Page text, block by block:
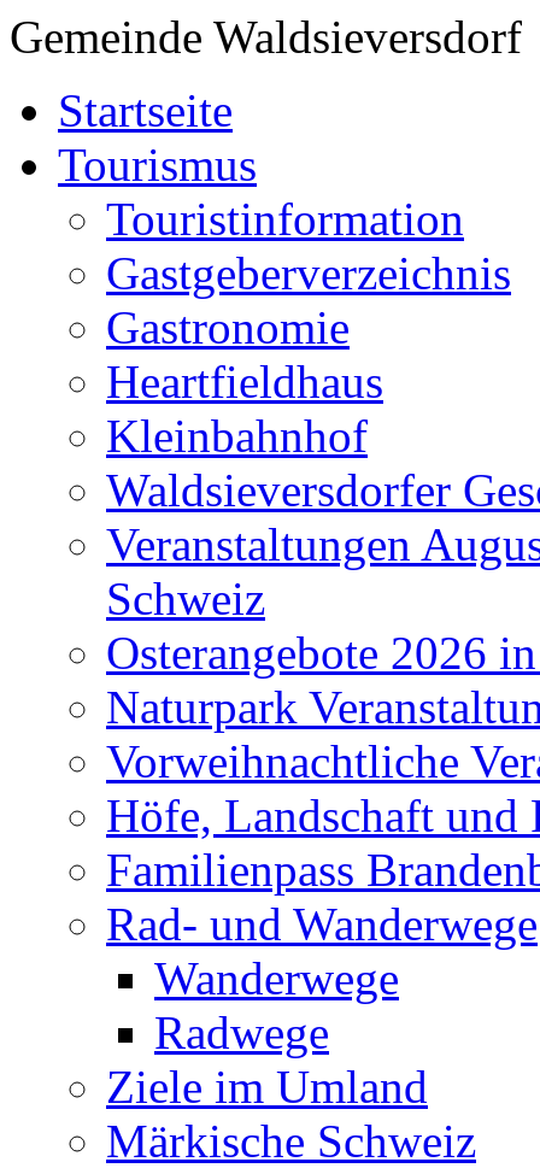
Gemeinde Waldsieversdorf
Startseite
Tourismus
Touristinformation
Gastgeberverzeichnis
Gastronomie
Heartfieldhaus
Kleinbahnhof
Waldsieversdorfer
Veranstaltungen
Schweiz
Osterangebote 2026
Naturpark
Vorweihnachtliche
Höfe, Landschaft und
Familienpass
Rad- und Wanderwege
Wanderwege
Radwege
Ziele im Umland
Märkische Schweiz